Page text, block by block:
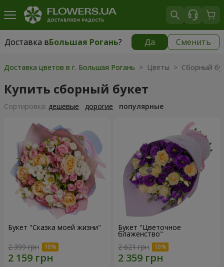
Доставка вБольшая Рогань? Да Сменить
Доставка вБольшая Рогань|бесплатно
Доставка цветов в г. Большая Рогань > Цветы > Сборный
Купить сборный букет
Cортировка: дешевые дорогие популярные
Букет "Сказка моей жизни"
2 399 грн
Букет "Цветочное
блаженство"
2 621 грн